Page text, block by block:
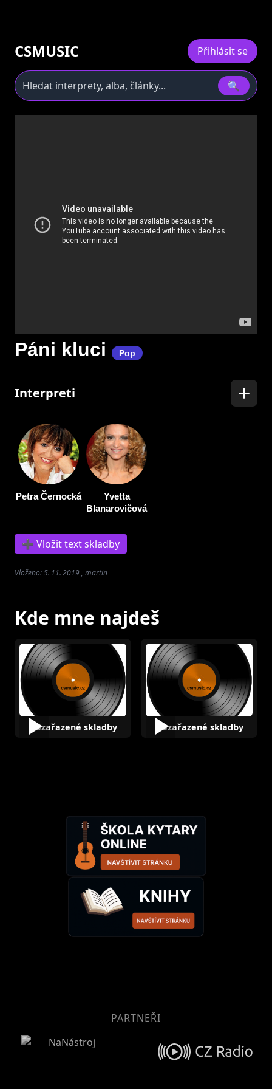
CSMUSIC Přihlásit se
🔍
Páni kluci Pop
Interpreti
Petra Černocká
Yvetta
Blanarovičová
➕ Vložit text skladby
Vloženo: 5. 11. 2019 , martin
Kde mne najdeš
Nezařazené skladby Nezařazené skladby
PARTNEŘI